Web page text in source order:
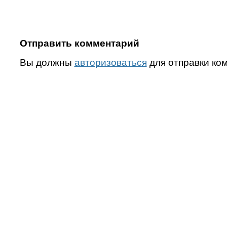
Отправить комментарий
Вы должны авторизоваться для отправки